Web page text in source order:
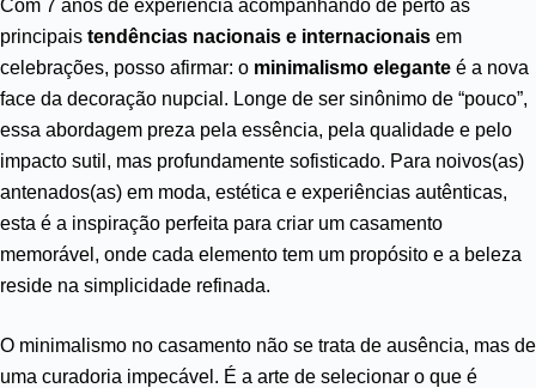
Com 7 anos de experiência acompanhando de perto as
principais tendências nacionais e internacionais em
celebrações, posso afirmar: o minimalismo elegante é a nova
face da decoração nupcial. Longe de ser sinônimo de “pouco”,
essa abordagem preza pela essência, pela qualidade e pelo
impacto sutil, mas profundamente sofisticado. Para noivos(as)
antenados(as) em moda, estética e experiências autênticas,
esta é a inspiração perfeita para criar um casamento
memorável, onde cada elemento tem um propósito e a beleza
reside na simplicidade refinada.
O minimalismo no casamento não se trata de ausência, mas de
uma curadoria impecável. É a arte de selecionar o que é